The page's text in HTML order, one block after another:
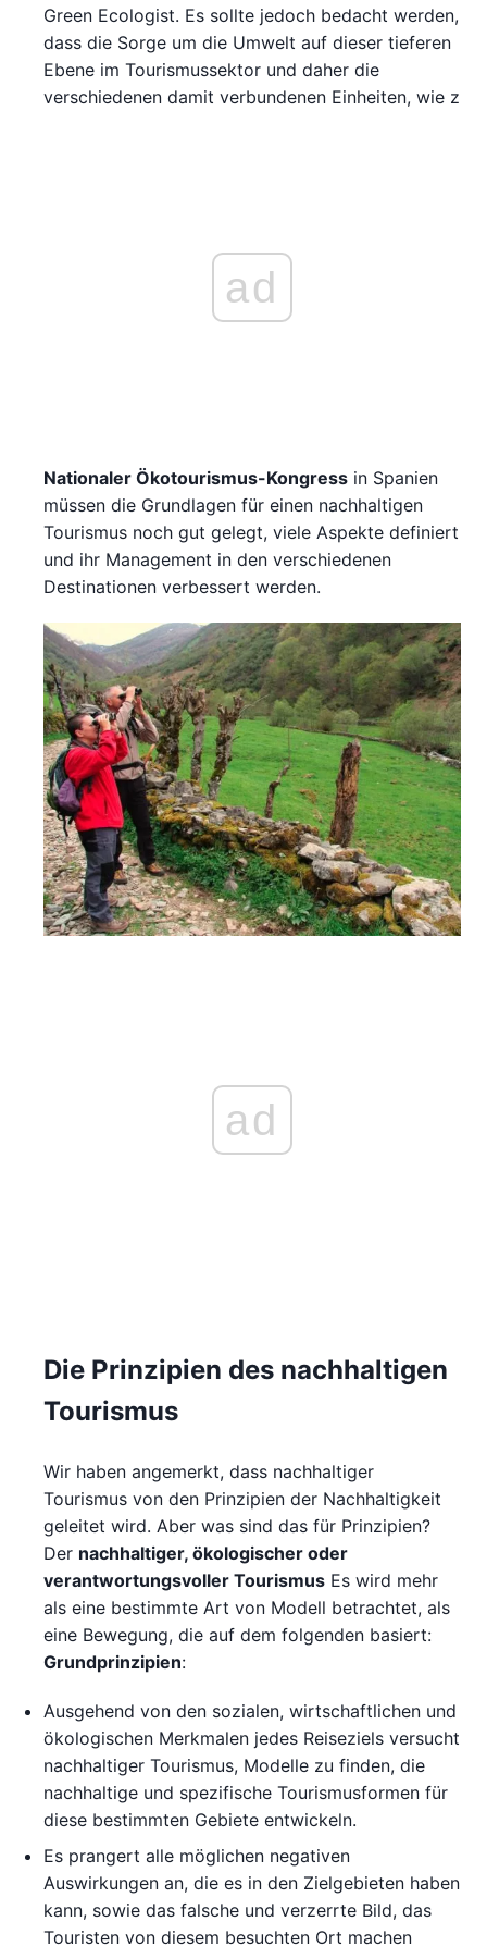
Green Ecologist. Es sollte jedoch bedacht werden,
dass die Sorge um die Umwelt auf dieser tieferen
Ebene im Tourismussektor und daher die
verschiedenen damit verbundenen Einheiten, wie z
ad
Nationaler Ökotourismus-Kongress in Spanien
müssen die Grundlagen für einen nachhaltigen
Tourismus noch gut gelegt, viele Aspekte definiert
und ihr Management in den verschiedenen
Destinationen verbessert werden.
ad
Die Prinzipien des nachhaltigen
Tourismus
Wir haben angemerkt, dass nachhaltiger
Tourismus von den Prinzipien der Nachhaltigkeit
geleitet wird. Aber was sind das für Prinzipien?
Der nachhaltiger, ökologischer oder
verantwortungsvoller Tourismus Es wird mehr
als eine bestimmte Art von Modell betrachtet, als
eine Bewegung, die auf dem folgenden basiert:
Grundprinzipien:
Ausgehend von den sozialen, wirtschaftlichen und
ökologischen Merkmalen jedes Reiseziels versucht
nachhaltiger Tourismus, Modelle zu finden, die
nachhaltige und spezifische Tourismusformen für
diese bestimmten Gebiete entwickeln.
Es prangert alle möglichen negativen
Auswirkungen an, die es in den Zielgebieten haben
kann, sowie das falsche und verzerrte Bild, das
Touristen von diesem besuchten Ort machen